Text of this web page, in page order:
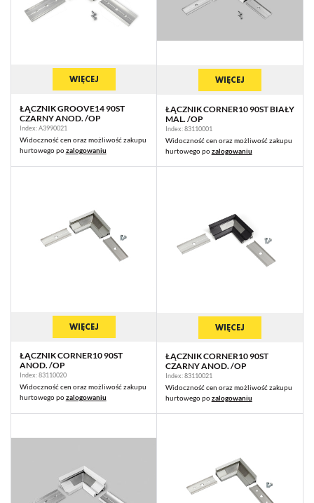
WIĘCEJ
ŁĄCZNIK GROOVE14 90ST
CZARNY ANOD. /OP
Index: A3990021
Widoczność cen oraz możliwość zakupu
hurtowego pozalogowaniu
WIĘCEJ
ŁĄCZNIK CORNER10 90ST BIAŁY
MAL. /OP
Index: 83110001
Widoczność cen oraz możliwość zakupu
hurtowego pozalogowaniu
WIĘCEJ
ŁĄCZNIK CORNER10 90ST
ANOD. /OP
Index: 83110020
Widoczność cen oraz możliwość zakupu
hurtowego pozalogowaniu
WIĘCEJ
ŁĄCZNIK CORNER10 90ST
CZARNY ANOD. /OP
Index: 83110021
Widoczność cen oraz możliwość zakupu
hurtowego pozalogowaniu